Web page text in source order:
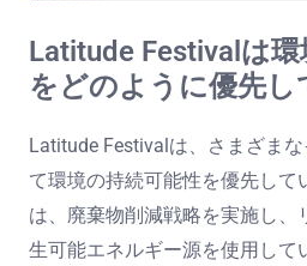
Latitude Festivalは
をどのように優先し
Latitude Festivalは、さまざま
て環境の持続可能性を優先して
は、廃棄物削減戦略を実施し、
生可能エネルギー源を使用して